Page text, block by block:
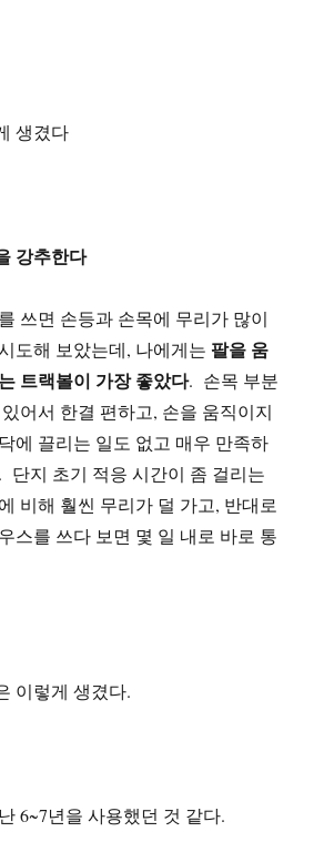
생겼다
강추한다
쓰면 손등과 손목에 무리가 많이
도해 보았는데, 나에게는팔을 움
트랙볼이 가장 좋았다. 손목 부분
어서 한결 편하고, 손을 움직이지
에 끌리는 일도 없고 매우 만족하
단지 초기 적응 시간이 좀 걸리는
비해 훨씬 무리가 덜 가고, 반대로
스를 쓰다 보면 몇 일 내로 바로 통
이렇게 생겼다.
6~7년을 사용했던 것 같다.